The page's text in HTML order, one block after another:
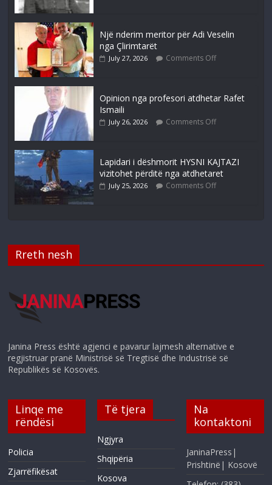
Një nderim meritor për Adi Veselin
nga Çlirimtarët
July 27, 2026 Comments Off
Opinion nga profesori atdhetar Rafet
Ismaili
July 26, 2026 Comments Off
Lapidari i dëshmorit HYSNI KAJTAZI
vizitohet përditë nga atdhetaret
July 25, 2026 Comments Off
Rreth nesh
Janina Press është agjenci e pavarur lajmesh alternative e
regjistruar pranë Ministrisë së Tregtisë dhe Industrisë së
Republikës së Kosovës.
Linqe me
rëndësi
Policia
Zjarrëfikësat
Të tjera
Ngjyra
Shqipëria
Kosova
Na
kontaktoni
JaninaPress|
Prishtinë| Kosovë